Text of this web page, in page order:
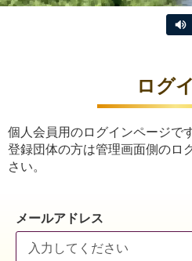
ログ
個人会員用のログインページです
登録団体の方は管理画面側のロ
さい。
メールアドレス